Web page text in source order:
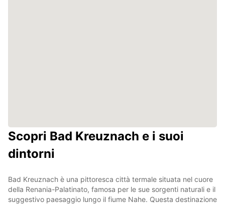
Scopri Bad Kreuznach e i suoi
dintorni
Bad Kreuznach è una pittoresca città termale situata nel cuore
della Renania-Palatinato, famosa per le sue sorgenti naturali e il
suggestivo paesaggio lungo il fiume Nahe. Questa destinazione